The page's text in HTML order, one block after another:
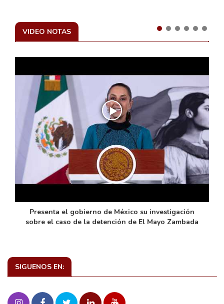
VIDEO NOTAS
Presenta el gobierno de México su investigación
sobre el caso de la detención de El Mayo Zambada
SIGUENOS EN: